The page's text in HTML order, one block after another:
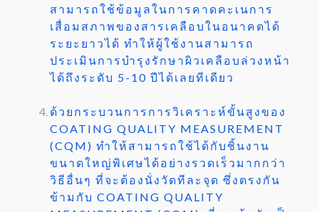
สามารถใช้ข้อมูลในการคาดคะเนการ
เสื่อมสภาพของสารเคลือบในอนาคตได้
ระยะยาวได้ ทำให้ผู้ใช้งานสามารถ
ประเมินการบำรุงรักษาผิวเคลือบล่วงหน้า
ได้ถึงระดับ 5-10 ปีได้เลยทีเดียว
ด้วยกระบวนการการวิเคราะห์ขั้นสูงของ
COATING QUALITY MEASUREMENT
(CQM) ทำให้สามารถใช้ได้กับชิ้นงาน
ขนาดใหญ่พิเศษได้อย่างรวดเร็วมากกว่า
วิธีอื่นๆ ที่จะต้องนั่งวัดทีละจุด ซึ่งตรงกัน
ข้ามกับ COATING QUALITY